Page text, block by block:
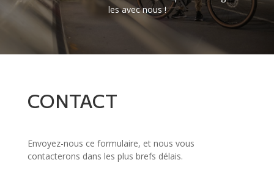
les avec nous !
CONTACT
Envoyez-nous ce formulaire, et nous vous
contacterons dans les plus brefs délais.